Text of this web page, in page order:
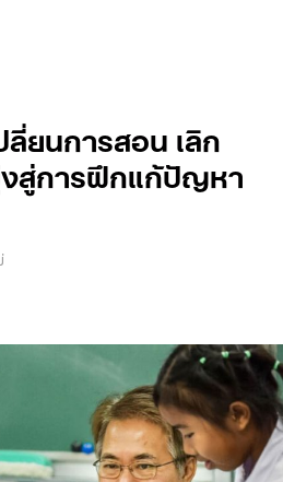
ยนการสอน เลิก
สู่การฝึกแก้ปัญหา